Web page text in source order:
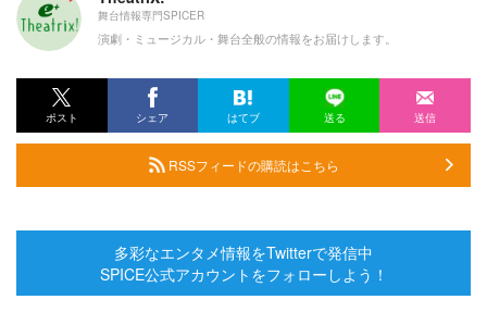
舞台情報専門SPICER
演劇・ミュージカル・舞台全般の情報をお届けします。
ポスト シェア はてブ 送る 送信
RSSフィードの購読はこちら
多彩なエンタメ情報をTwitterで発信中
SPICE公式アカウントをフォローしよう！